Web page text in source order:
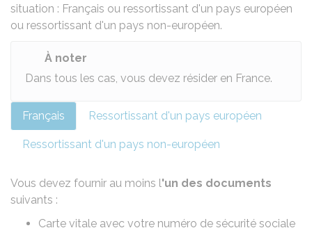
situation : Français ou ressortissant d'un pays européen
ou ressortissant d'un pays non-européen.
À noter
Dans tous les cas, vous devez résider en France.
Français Ressortissant d'un pays européen
Ressortissant d'un pays non-européen
Vous devez fournir au moins l'un des documents
suivants :
Carte vitale avec votre numéro de sécurité sociale